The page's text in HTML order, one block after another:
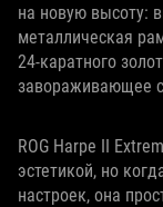
на новую высоту:
металлическая
24‑каратного
завораживающее
ROG Harpe II
эстетикой, но
настроек, она